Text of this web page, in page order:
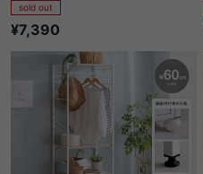
sold out
¥7,390